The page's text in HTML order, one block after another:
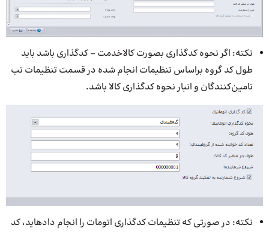
نکته: اگر نحوه کدگذاری بصورت کالاخدمت – کدگذاری باشد باید
طول کد گروه براساس تنظیمات انجام شده در قسمت تنظیمات تب
تامین‌­کنندگان و انبار نحوه کد­گذاری کالا باشد.
نکته: در صورتی که تنظیمات کدگذاری اتومات را انجام داده­اید، کد